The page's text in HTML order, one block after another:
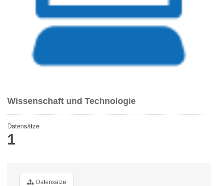
Wissenschaft und Technologie
Datensätze
1
Datensätze